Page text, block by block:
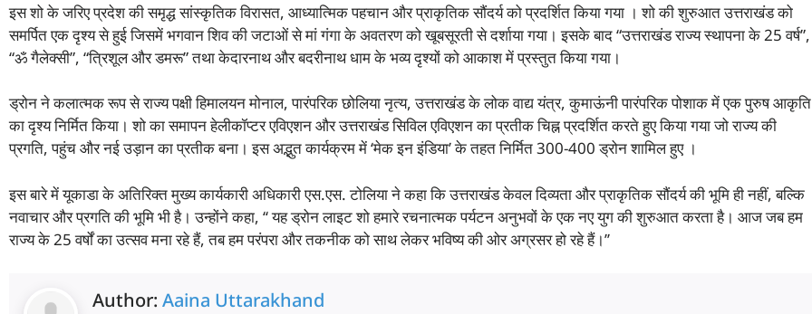
इस शो के जरिए प्रदेश की समृद्ध सांस्कृतिक विरासत, आध्यात्मिक पहचान और प्राकृतिक सौंदर्य को प्रदर्शित किया गया । शो की शुरुआत उत्तराखंड को
समर्पित एक दृश्य से हुई जिसमें भगवान शिव की जटाओं से मां गंगा के अवतरण को खूबसूरती से दर्शाया गया। इसके बाद “उत्तराखंड राज्य स्थापना के 25 वर्ष”,
“ॐ गैलेक्सी”, “त्रिशूल और डमरू” तथा केदारनाथ और बदरीनाथ धाम के भव्य दृश्यों को आकाश में प्रस्तुत किया गया।
ड्रोन ने कलात्मक रूप से राज्य पक्षी हिमालयन मोनाल, पारंपरिक छोलिया नृत्य, उत्तराखंड के लोक वाद्य यंत्र, कुमाऊंनी पारंपरिक पोशाक में एक पुरुष आकृति
का दृश्य निर्मित किया। शो का समापन हेलीकॉप्टर एविएशन और उत्तराखंड सिविल एविएशन का प्रतीक चिह्न प्रदर्शित करते हुए किया गया जो राज्य की
प्रगति, पहुंच और नई उड़ान का प्रतीक बना। इस अद्भुत कार्यक्रम में ‘मेक इन इंडिया’ के तहत निर्मित 300-400 ड्रोन शामिल हुए ।
इस बारे में यूकाडा के अतिरिक्त मुख्य कार्यकारी अधिकारी एस.एस. टोलिया ने कहा कि उत्तराखंड केवल दिव्यता और प्राकृतिक सौंदर्य की भूमि ही नहीं, बल्कि
नवाचार और प्रगति की भूमि भी है। उन्होंने कहा, ‘‘ यह ड्रोन लाइट शो हमारे रचनात्मक पर्यटन अनुभवों के एक नए युग की शुरुआत करता है। आज जब हम
राज्य के 25 वर्षों का उत्सव मना रहे हैं, तब हम परंपरा और तकनीक को साथ लेकर भविष्य की ओर अग्रसर हो रहे हैं।’’
Author: Aaina Uttarakhand